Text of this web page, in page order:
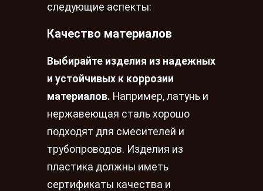
следующие аспекты:
Качество материалов
Выбирайте изделия из надежных
и устойчивых к коррозии
материалов. Например, латунь и
нержавеющая сталь хорошо
подходят для смесителей и
трубопроводов. Изделия из
пластика должны иметь
сертификаты качества и